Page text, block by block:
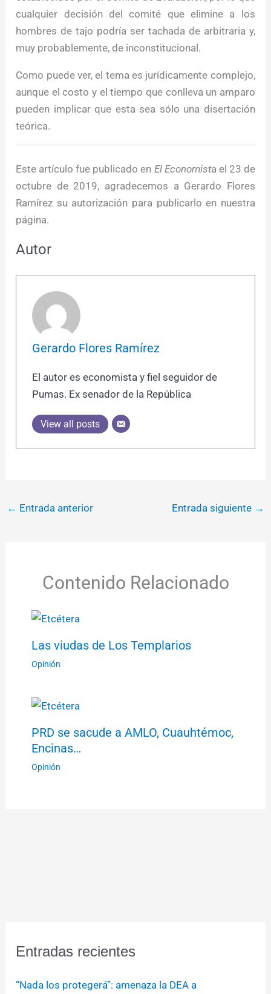
cualquier decisión del comité que elimine a los
hombres de tajo podría ser tachada de arbitraria y,
muy probablemente, de inconstitucional.
Como puede ver, el tema es jurídicamente complejo,
aunque el costo y el tiempo que conlleva un amparo
pueden implicar que esta sea sólo una disertación
teórica.
Este artículo fue publicado en El Economista el 23 de
octubre de 2019, agradecemos a Gerardo Flores
Ramírez su autorización para publicarlo en nuestra
página.
Autor
Gerardo Flores Ramírez
El autor es economista y fiel seguidor de
Pumas. Ex senador de la República
View all posts
← Entrada anterior Entrada siguiente →
Contenido Relacionado
Las viudas de Los Templarios
Opinión
PRD se sacude a AMLO, Cuauhtémoc,
Encinas…
Opinión
Entradas recientes
“Nada los protegerá”: amenaza la DEA a